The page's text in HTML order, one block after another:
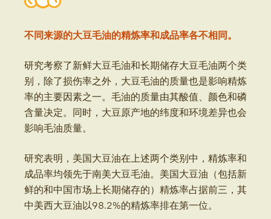
不同来源的大豆毛油的精炼率和成品率各不相同。
研究考察了新鲜大豆毛油和长期储存大豆毛油两个类
别，除了损伤率之外，大豆毛油的质量也是影响精炼
率的主要因素之一。毛油的质量由其酸值、颜色和磷
含量决定。同时，大豆原产地的纬度和环境差异也会
影响毛油质量。
研究表明，美国大豆油在上述两个类别中，精炼率和
成品率均领先于南美大豆毛油。美国大豆油（包括新
鲜的和中国市场上长期储存的）精炼率占据前三，其
中美西大豆油以98.2%的精炼率排在第一位。